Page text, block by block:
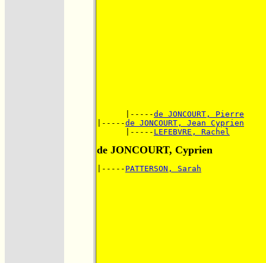
      |-----
de JONCOURT, Pierre
|-----de JONCOURT, Jean Cyprien
      |-----
LEFEBVRE, Rachel
de JONCOURT, Cyprien
|----- PATTERSON, Sarah